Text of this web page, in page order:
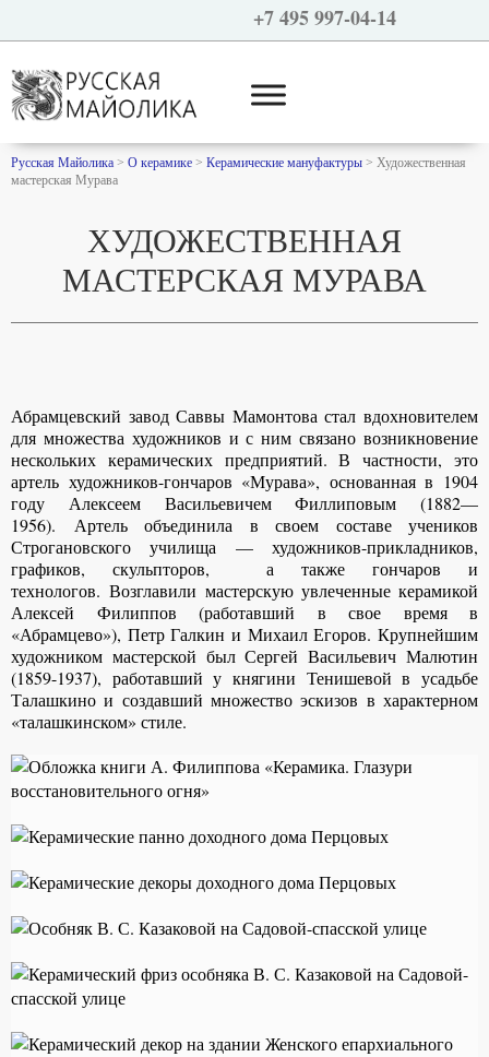
+7 495 997-04-14
Русская Майолика > О керамике > Керамические мануфактуры > Художественная
мастерская Мурава
ХУДОЖЕСТВЕННАЯ
МАСТЕРСКАЯ МУРАВА
Абрамцевский завод Саввы Мамонтова стал вдохновителем
для множества художников и с ним связано возникновение
нескольких керамических предприятий. В частности, это
артель художников-гончаров «Мурава», основанная в 1904
году Алексеем Васильевичем Филлиповым (1882—
1956). Артель объединила в своем составе учеников
Строгановского училища — художников-прикладников,
графиков, скульпторов, а также гончаров и
технологов. Возглавили мастерскую увлеченные керамикой
Алексей Филиппов (работавший в свое время в
«Абрамцево»), Петр Галкин и Михаил Егоров. Крупнейшим
художником мастерской был Сергей Васильевич Малютин
(1859-1937), работавший у княгини Тенишевой в усадьбе
Талашкино и создавший множество эскизов в характерном
«талашкинском» стиле.